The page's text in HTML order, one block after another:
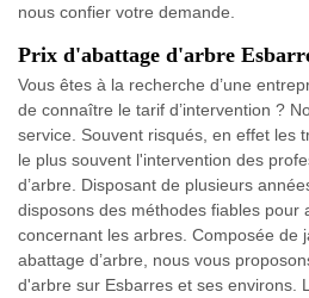
nous confier votre demande.
Prix d'abattage d'arbre
Vous êtes à la recherche d’une
de connaître le tarif d’intervention ?
service. Souvent risqués, en effet les
le plus souvent l'intervention des
d’arbre. Disposant de plusieurs
disposons des méthodes fiables pour
concernant les arbres. Composée de
abattage d’arbre, nous vous
d'arbre sur Esbarres et ses environs.